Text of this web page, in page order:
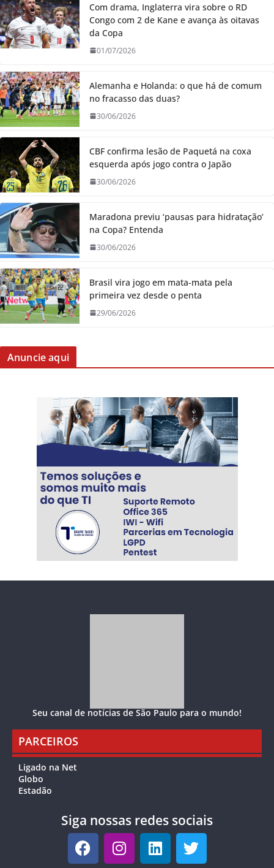
Com drama, Inglaterra vira sobre o RD
Congo com 2 de Kane e avança às oitavas
da Copa
01/07/2026
Alemanha e Holanda: o que há de comum
no fracasso das duas?
30/06/2026
CBF confirma lesão de Paquetá na coxa
esquerda após jogo contra o Japão
30/06/2026
Maradona previu ‘pausas para hidratação’
na Copa? Entenda
30/06/2026
Brasil vira jogo em mata-mata pela
primeira vez desde o penta
29/06/2026
Anuncie aqui
Seu canal de notícias de São Paulo para o mundo!
PARCEIROS
Ligado na Net
Globo
Estadão
Siga nossas redes sociais